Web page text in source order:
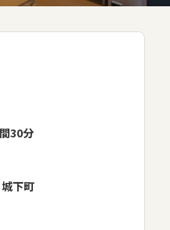
から特急2時間30分。
30分
下町